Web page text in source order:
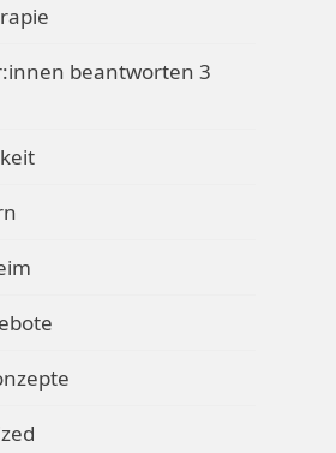
beantworten 3